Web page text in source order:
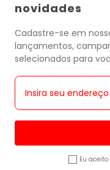
novidades
Cadastre-se em
lançamentos,
selecionados para
Eu aceito